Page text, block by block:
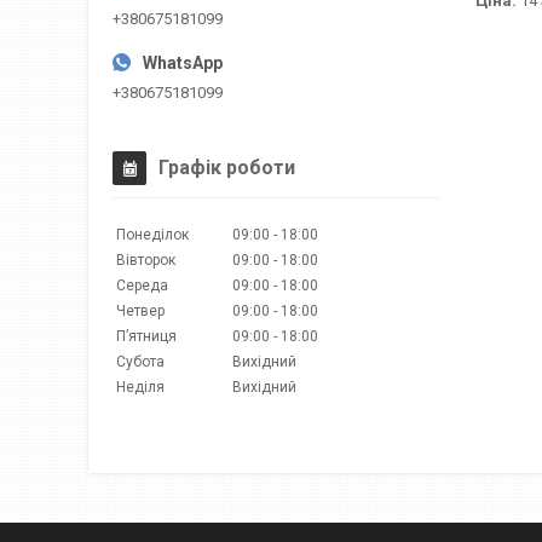
+380675181099
+380675181099
Графік роботи
Понеділок 09:00
18:00
Вівторок
09:00
18:00
Середа
09:00
18:00
Четвер
09:00
18:00
Пʼятниця
09:00
18:00
Субота
Вихідний
Неділя
Вихідний